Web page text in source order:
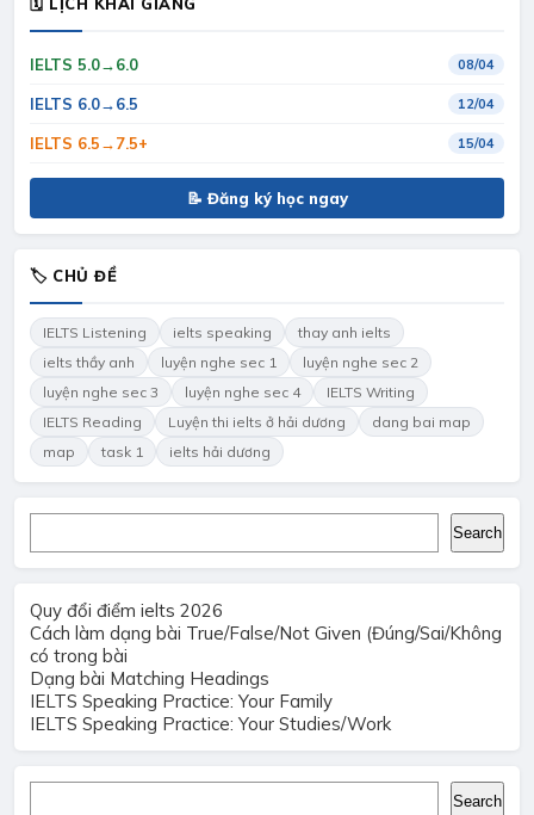
🗓 LỊCH KHAI GIẢNG
IELTS 5.0→6.0 08/04
IELTS 6.0→6.5 12/04
IELTS 6.5→7.5+ 15/04
📝 Đăng ký học ngay
🏷 CHỦ ĐỀ
IELTS Listening ielts speaking
thay anh ielts
ielts thầy anh
luyện nghe sec 1
luyện nghe sec 2
luyện nghe sec 3
luyện nghe sec 4
IELTS Writing
IELTS Reading
Luyện thi ielts ở hải dương
dang bai map
map
task 1 ielts hải dương
Search
Quy đổi điểm ielts 2026
Cách làm dạng bài True/False/Not Given (Đúng/Sai/Không
có trong bài
Dạng bài Matching Headings
IELTS Speaking Practice: Your Family
IELTS Speaking Practice: Your Studies/Work
Search